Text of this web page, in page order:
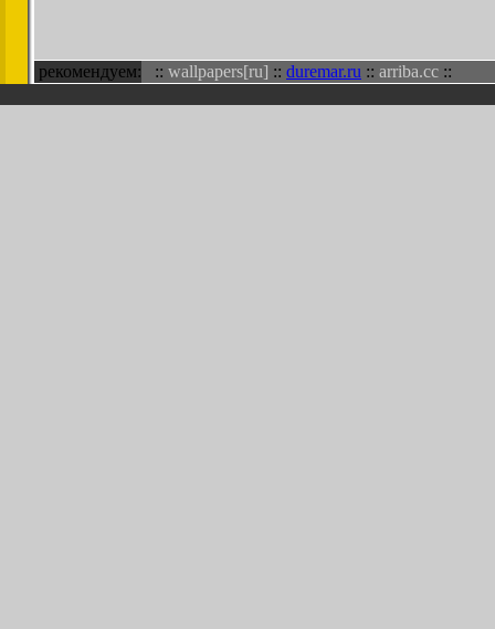
рекомендуем: :: wallpapers[ru] :: duremar.ru :: arriba.cc ::